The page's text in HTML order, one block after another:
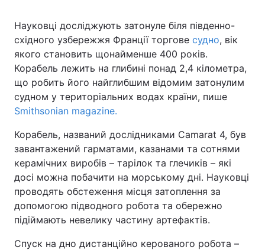
Науковці досліджують затонуле біля південно-
східного узбережжя Франції торгове судно, вік
якого становить щонайменше 400 років.
Корабель лежить на глибині понад 2,4 кілометра,
що робить його найглибшим відомим затонулим
судном у територіальних водах країни, пише
Smithsonian magazine.
Корабель, названий дослідниками Camarat 4, був
завантажений гарматами, казанами та сотнями
керамічних виробів – тарілок та глечиків – які
досі можна побачити на морському дні. Науковці
проводять обстеження місця затоплення за
допомогою підводного робота та обережно
підіймають невелику частину артефактів.
Спуск на дно дистанційно керованого робота –